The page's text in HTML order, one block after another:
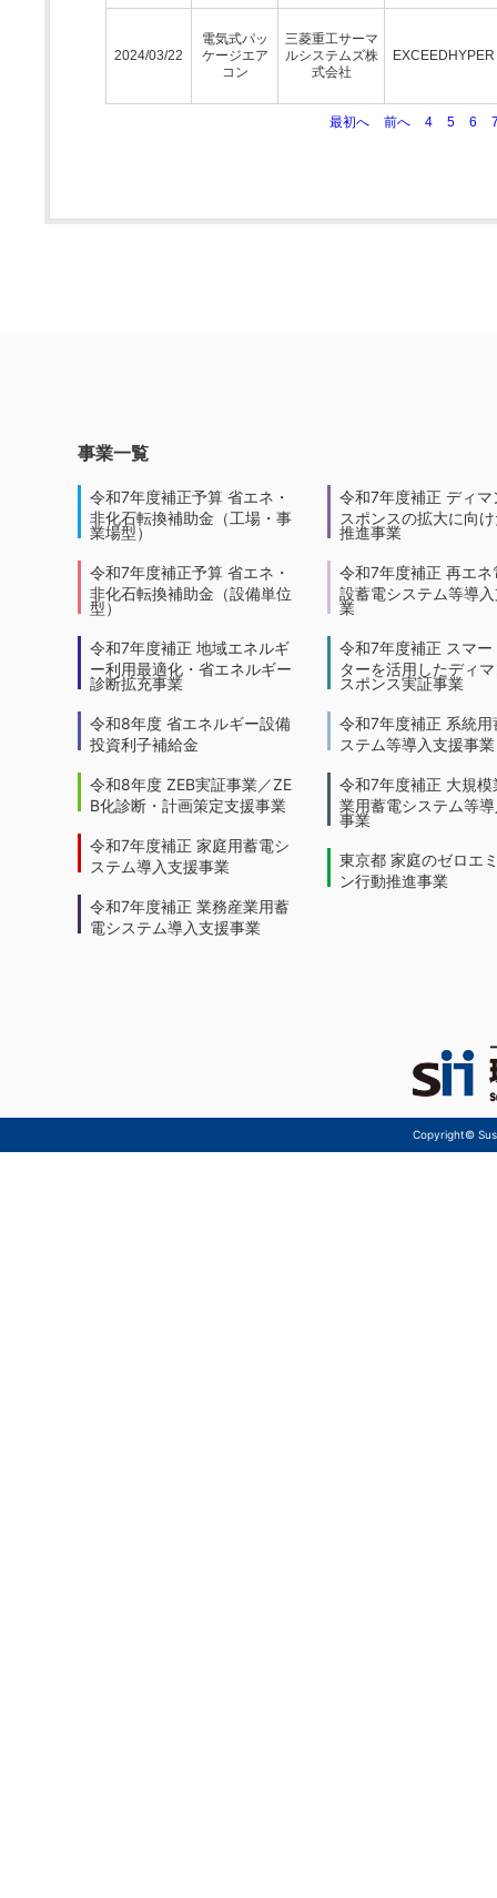
2024/03/22
電気式パッ
ケージエア
コン
三菱重工サーマ
ルシステムズ株
式会社
最初へ 前へ 4 5 6
事業一覧
令和7年度補正予算 省エネ・
非化石転換補助金（工場・事
業場型）
令和7年度補正予算 省エネ・
非化石転換補助金（設備単位
型）
令和7年度補正 地域エネルギ
ー利用最適化・省エネルギー
診断拡充事業
令和8年度 省エネルギー設備
投資利子補給金
令和8年度 ZEB実証事業／ZE
B化診断・計画策定支援事業
令和7年度補正 家庭用蓄電シ
ステム導入支援事業
令和7年度補正 業務産業用蓄
電システム導入支援事業
令和7年度補正 ディマ
スポンスの拡大に向
推進事業
令和7年度補正 再エネ
設蓄電システム等導
業
令和7年度補正 スマー
ターを活用したディ
スポンス実証事業
令和7年度補正 系統用
ステム等導入支援事業
令和7年度補正 大規模
業用蓄電システム等
事業
東京都 家庭のゼロエ
ン行動推進事業
Copyright©